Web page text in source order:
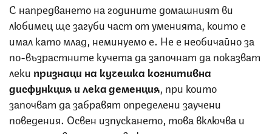
С напредването на годините домашният ви
любимец ще загуби част от уменията, които е
имал като млад, неминуемо е. Не е необичайно за
по-възрастните кучета да започнат да показват
леки признаци на кучешка когнитивна
дисфункция и лека деменция, при които
започват да забравят определени заучени
поведения. Освен изпускането, това включва и